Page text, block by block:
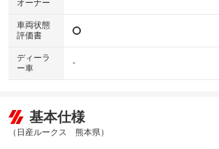
オーナー
車両状態
評価書
ディーラ
ー車
-
基本仕様
（日産ルークス 熊本県）